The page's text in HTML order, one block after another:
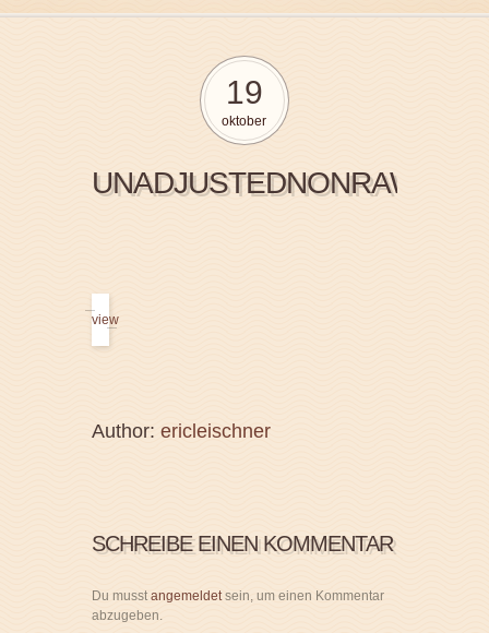
19
oktober
view
Author: ericleischner
SCHREIBE EINEN KOMMENTAR
Du musst angemeldetsein, um einen Kommentar
abzugeben.